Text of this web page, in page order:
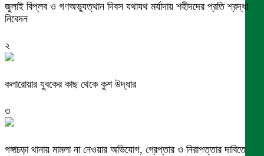
জুলাই বিপ্লব ও গণঅভ্যুত্থান দিবস যথাযথ মর্যাদায় শহীদদের প্রতি শ্রদ্ধা
নিবেদন
২
কলারোয়ার যুবকের কাছ থেকে কুশ উদ্ধার
৩
গঙ্গাচড়া থানায় মামলা না নেওয়ার অভিযোগ, গ্রেপ্তার ও নিরাপত্তার দাবিতে